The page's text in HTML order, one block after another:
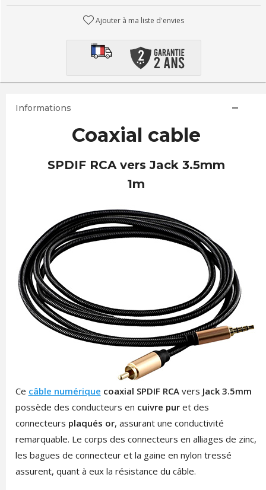
Ajouter à ma liste d'envies
Informations
Coaxial cable
SPDIF RCA vers Jack 3.5mm
1m
Ce câble numérique coaxial SPDIF RCAvers Jack 3.5mm
possède des conducteurs en cuivre puret des
connecteurs plaqués or, assurant une conductivité
remarquable. Le corps des connecteurs en alliages de zinc,
les bagues de connecteur et la gaine en nylon tressé
assurent, quant à eux la résistance du câble.